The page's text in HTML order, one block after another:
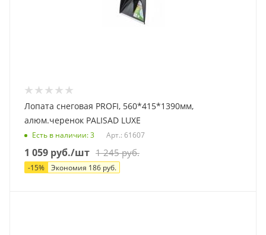
Лопата снеговая PROFI, 560*415*1390мм,
алюм.черенок PALISAD LUXE
Есть в наличии: 3 Арт.: 61607
1 059 руб./шт 1 245руб.
-15% Экономия 186 руб.